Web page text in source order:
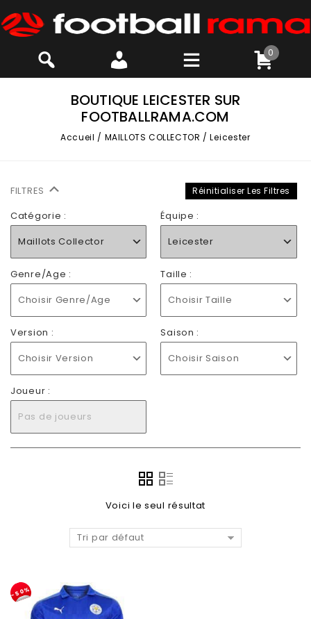
0
BOUTIQUE LEICESTER SUR
FOOTBALLRAMA.COM
Accueil / MAILLOTS COLLECTOR /Leicester
FILTRES Réinitialiser Les Filtres
Catégorie :
Maillots Collector
Équipe :
Leicester
Genre/Age :
Choisir Genre/Age
Taille :
Choisir Taille
Version :
Choisir Version
Saison :
Choisir Saison
Joueur :
Pas de joueurs
Voici le seul résultat
Tri par défaut
-50%